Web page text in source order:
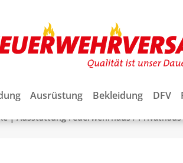
Ausrüstung Bekleidung DFV
|Ausstattung Feuerwehrhaus / Privathaus